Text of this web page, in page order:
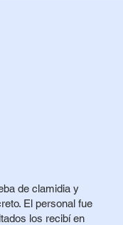
de clamidia y
El personal fue
los recibí en